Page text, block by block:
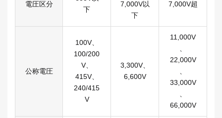
電圧区分
下
7,000V以
下
7,000V超
公称電圧
100V、
100/200
V、
415V、
240/415
V
3,300V、
6,600V
11,000V
22,000V
33,000V
66,000V